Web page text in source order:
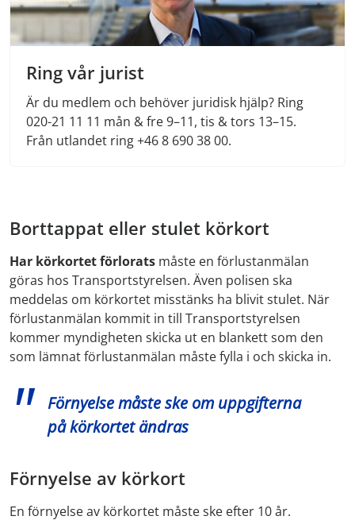
Ring vår jurist
Är du medlem och behöver juridisk hjälp? Ring
020-21 11 11 mån & fre 9–11, tis & tors 13–15.
Från utlandet ring +46 8 690 38 00.
Borttappat eller stulet körkort
Har körkortet förlorats måste en förlustanmälan
göras hos Transportstyrelsen. Även polisen ska
meddelas om körkortet misstänks ha blivit stulet. När
förlustanmälan kommit in till Transportstyrelsen
kommer myndigheten skicka ut en blankett som den
som lämnat förlustanmälan måste fylla i och skicka in.
Förnyelse måste ske om uppgifterna
på körkortet ändras
Förnyelse av körkort
En förnyelse av körkortet måste ske efter 10 år.